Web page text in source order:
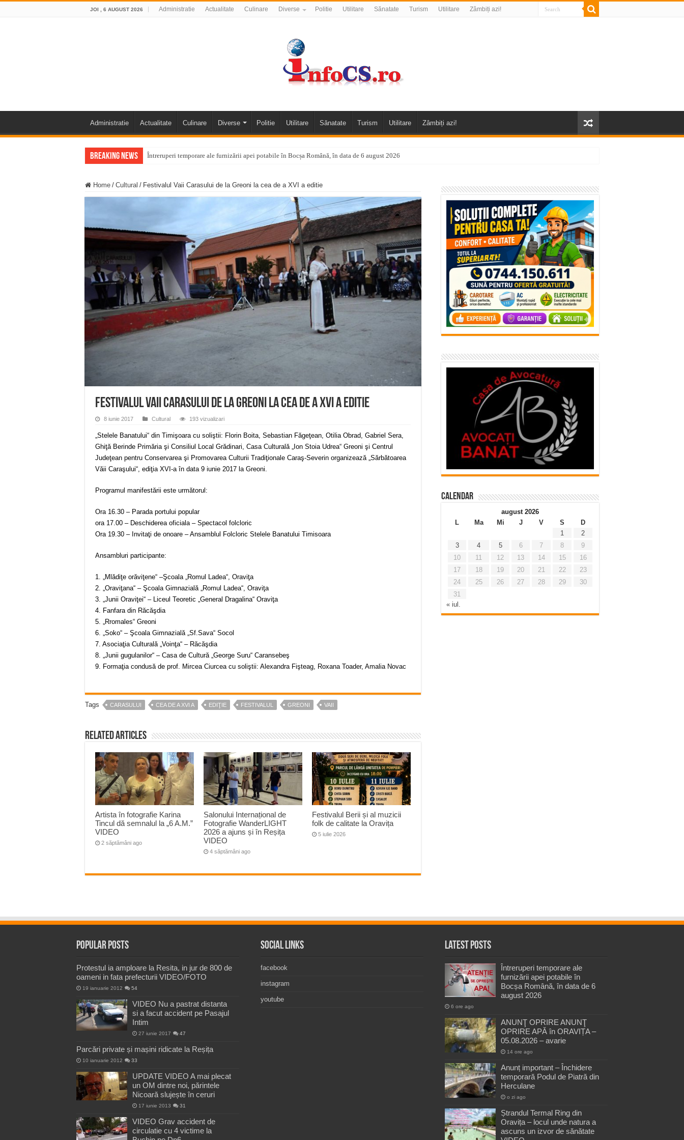
JOI , 6 AUGUST 2026 Administratie Actualitate Culinare Diverse Politie Utilitare Sănatate Turism Utilitare Zâmbiți azi!
Administratie Actualitate Culinare Diverse Politie Utilitare Sănatate Turism Utilitare Zâmbiți azi!
Breaking News Întreruperi temporare ale furnizării apei potabile în Bocșa Română, în data de 6 august 2026
Anunț important – Închidere temporară Podul de Piatră din Herculane
Ștrandul Termal Ring din Oravița – locul unde natura a ascuns un izvor de sănătate VIDEO
Miresme de lavandă, mentă și flori de vară și râsete de copii la Carașova VIDEO
ANUNȚ OPRIRE APĂ în Reșița – avarie – 04.08.2026 – str. Văliugului și Plastomet
ANUNŢ OPRIRE APĂ în CARANSEBEȘ – 04.08.2026 – avarie – Calea Severinului
ANUNŢ OPRIRE APĂ în CARANSEBEȘ avarie
ANUNȚ OPRIRE APĂ în Reșița, cartier Țerova – avarie – 04.08.2026
ANUNȚ OPRIRE APĂ în Reșița – avarie – 03.08.2026 – Calea Caransebeșului
Home / Cultural / Festivalul Vaii Carasului de la Greoni la cea de a XVI a editie
Festivalul Vaii Carasului de la Greoni la cea de a XVI a editie
8 iunie 2017 Cultural 193 vizualizari
„Stelele Banatului“ din Timişoara cu soliştii: Florin Boita, Sebastian Făgeţean, Otilia Obrad, Gabriel Sera,
Ghiţă Berinde Primăria şi Consiliul Local Grădinari, Casa Culturală „Ion Stoia Udrea“ Greoni şi Centrul
Judeţean pentru Conservarea şi Promovarea Culturii Tradiţionale Caraş-Severin organizează „Sărbătoarea
Văii Caraşului“, ediţia XVI-a în data 9 iunie 2017 la Greoni.
Programul manifestării este următorul:
Ora 16.30 ‒ Parada portului popular
ora 17.00 – Deschiderea oficiala – Spectacol folcloric
Ora 19.30 ‒ Invitaţi de onoare – Ansamblul Folcloric Stelele Banatului Timisoara
Ansambluri participante:
1. „Mlădiţe orăviţene“ ‒Şcoala „Romul Ladea“, Oraviţa
2. „Oraviţana“ ‒ Şcoala Gimnazială „Romul Ladea“, Oraviţa
3. „Junii Oraviţei“ ‒ Liceul Teoretic „General Dragalina“ Oraviţa
4. Fanfara din Răcăşdia
5. „Rromales“ Greoni
6. „Soko“ ‒ Şcoala Gimnazială „Sf.Sava“ Socol
7. Asociaţia Culturală „Voinţa“ ‒ Răcăşdia
8. „Junii gugulanilor“ ‒ Casa de Cultură „George Suru“ Caransebeş
9. Formaţia condusă de prof. Mircea Ciurcea cu soliştii: Alexandra Fişteag, Roxana Toader, Amalia Novac
Tags CARASULUI CEA DE A XVI A EDIŢIE FESTIVALUL GREONI VAII
Related Articles
Artista în fotografie Karina
Tincul dă semnalul la „6 A.M.”
VIDEO
2 săptămâni ago
Salonului Internațional de
Fotografie WanderLIGHT
2026 a ajuns și în Reșița
VIDEO
4 săptămâni ago
Festivalul Berii și al muzicii
folk de calitate la Oravița
5 iulie 2026
Calendar
august 2026
L
Ma Mi J V S
D
1
2
3
4 5 6 7 8
9
10
11 12 13 14 15
16
17
18 19 20 21 22
23
24
25 26 27 28 29
30
31
« iul.
Popular Posts
Protestul ia amploare la Resita, in jur de 800 de
oameni in fata prefecturii VIDEO/FOTO
19 ianuarie 2012 54
VIDEO Nu a pastrat distanta
si a facut accident pe Pasajul
Intim
27 iunie 2017 47
Parcări private și mașini ridicate la Reșița
10 ianuarie 2012 33
UPDATE VIDEO A mai plecat
un OM dintre noi, părintele
Nicoară slujește în ceruri
17 iunie 2013 31
VIDEO Grav accident de
circulatie cu 4 victime la
Social Links
facebook
instagram
youtube
Latest Posts
Întreruperi temporare ale
furnizării apei potabile în
Bocșa Română, în data de 6
august 2026
6 ore ago
ANUNŢ OPRIRE ANUNŢ
OPRIRE APĂ în ORAVIȚA –
05.08.2026 – avarie
14 ore ago
Anunț important – Închidere
temporară Podul de Piatră din
Herculane
o zi ago
Ștrandul Termal Ring din
Oravița – locul unde natura a
ascuns un izvor de sănătate